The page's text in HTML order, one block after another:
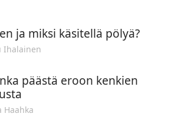
ja miksi käsitellä pölyä?
Ihalainen
päästä eroon kenkien
Haahka